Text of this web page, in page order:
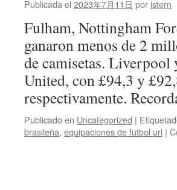
Publicada el 2023年7月11日 por istern
Fulham, Nottingham
ganaron menos de 2
de camisetas. Liverpool
United, con £94,3 y
respectivamente.
Publicado en Uncategorized |
brasileña, equipaciones de futbol url |